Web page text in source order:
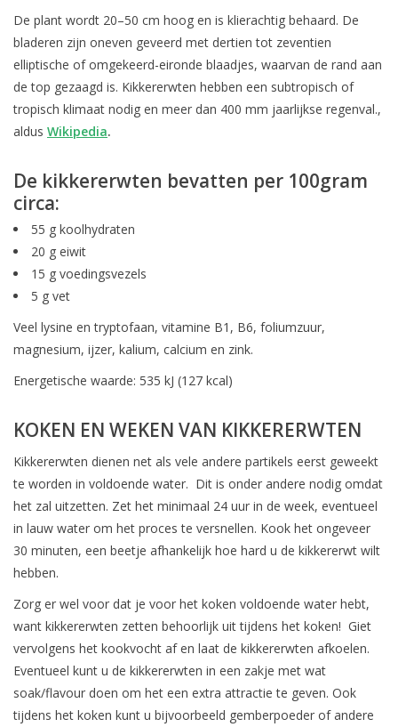
De plant wordt 20–50 cm hoog en is klierachtig behaard. De
bladeren zijn oneven geveerd met dertien tot zeventien
elliptische of omgekeerd-eironde blaadjes, waarvan de rand aan
de top gezaagd is. Kikkererwten hebben een subtropisch of
tropisch klimaat nodig en meer dan 400 mm jaarlijkse regenval.,
aldus Wikipedia.
De kikkererwten bevatten per 100gram
circa:
55 g koolhydraten
20 g eiwit
15 g voedingsvezels
5 g vet
Veel lysine en tryptofaan, vitamine B1, B6, foliumzuur,
magnesium, ijzer, kalium, calcium en zink.
Energetische waarde: 535 kJ (127 kcal)
KOKEN EN WEKEN VAN KIKKERERWTEN
Kikkererwten dienen net als vele andere partikels eerst geweekt
te worden in voldoende water. Dit is onder andere nodig omdat
het zal uitzetten. Zet het minimaal 24 uur in de week, eventueel
in lauw water om het proces te versnellen. Kook het ongeveer
30 minuten, een beetje afhankelijk hoe hard u de kikkererwt wilt
hebben.
Zorg er wel voor dat je voor het koken voldoende water hebt,
want kikkererwten zetten behoorlijk uit tijdens het koken! Giet
vervolgens het kookvocht af en laat de kikkererwten afkoelen.
Eventueel kunt u de kikkererwten in een zakje met wat
soak/flavour doen om het een extra attractie te geven. Ook
tijdens het koken kunt u bijvoorbeeld gemberpoeder of andere